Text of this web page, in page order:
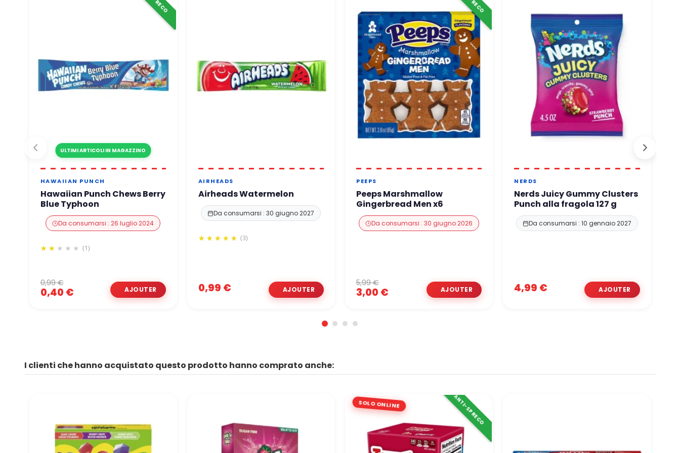
ULTIMI ARTICOLI IN MAGAZZINO
HAWAIIAN PUNCH
Hawaiian Punch Chews Berry
Blue Typhoon
Da consumarsi : 26 luglio 2024
(1)
0,40 €
0,99 €
AIRHEADS
Airheads Watermelon
Da consumarsi : 30 giugno 2027
(3)
0,99 €
PEEPS
Peeps Marshmallow
Gingerbread Men x6
Da consumarsi : 30 giugno 2026
3,00 €
5,99 €
NERDS
Nerds Juicy Gummy Clusters
Punch alla fragola 127 g
Da consumarsi : 10 gennaio 2027
4,99 €
I clienti che hanno acquistato questo prodotto hanno comprato anche:
SOLO ONLINE ANTI-SPRECO